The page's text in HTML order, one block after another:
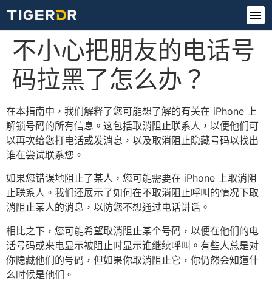
不小心把朋友的电话号
码拉黑了怎么办？
在本指南中，我们解释了您可能想了解的有关在 iPhone 上
解锁号码的所有信息。这包括取消阻止联系人，以便他们可
以再次给您打电话或发消息，以及取消阻止隐藏号码以找出
谁在尝试联系您。
如果您错误地阻止了某人，您可能需要在 iPhone 上取消阻
止联系人。我们还展示了如何在不取消阻止呼叫的情况下取
消阻止某人的消息，以防您不想通过电话讲话。
相比之下，您可能希望取消阻止某个号码，以便在他们的电
话号码或来电显示被阻止时显示谁继续呼叫。有些人总是对
你隐藏他们的号码，但如果你取消阻止它，你仍然会知道什
么时候是他们。